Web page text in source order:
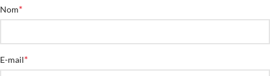
Nom*
E-mail*